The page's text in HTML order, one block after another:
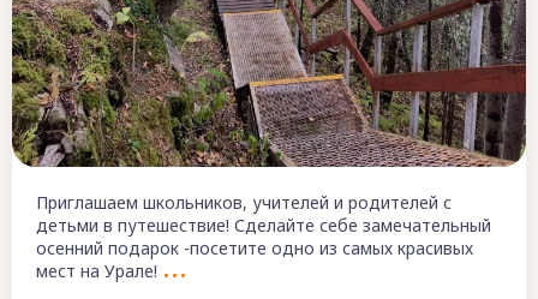
Приглашаем школьников, учителей и родителей с
детьми в путешествие! Сделайте себе замечательный
осенний подарок -посетите одно из самых красивых
мест на Урале!